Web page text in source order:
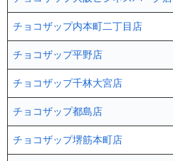
チョコザップ内本町二丁目店
チョコザップ平野店
チョコザップ千林大宮店
チョコザップ都島店
チョコザップ堺筋本町店